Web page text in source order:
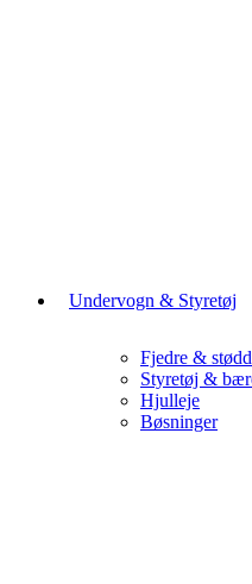
Undervogn & Styretøj
Fjedre &
Styretøj &
Hjulleje
Bøsninger